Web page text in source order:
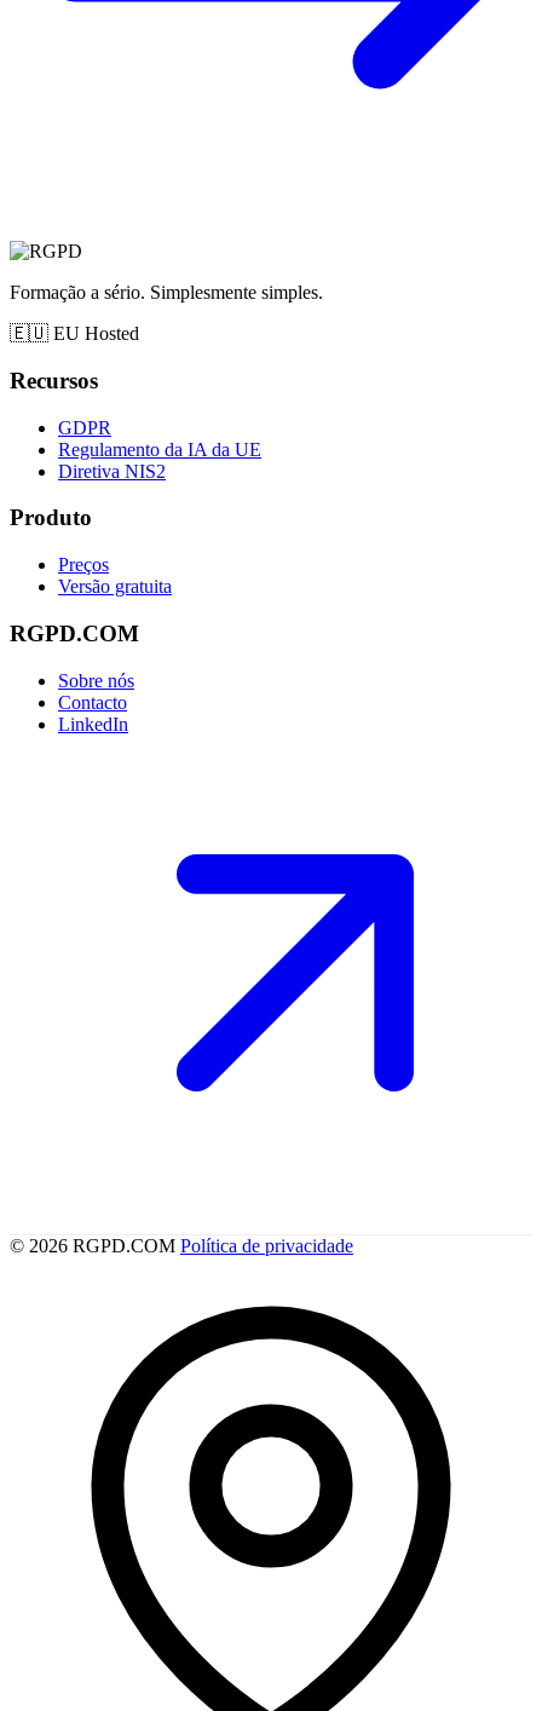
Formação a sério. Simplesmente simples.
🇪🇺 EU Hosted
Recursos
GDPR
Regulamento da IA da UE
Diretiva NIS2
Produto
Preços
Versão gratuita
RGPD.COM
Sobre nós
Contacto
LinkedIn
© 2026 RGPD.COM Política de privacidade